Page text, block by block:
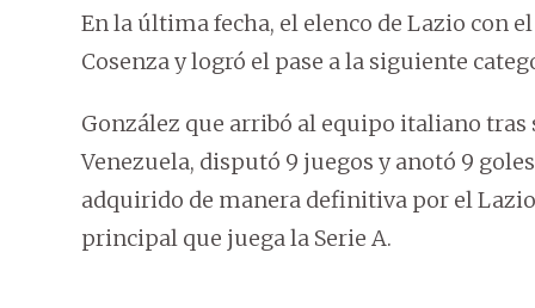
En la última fecha, el elenco de Lazio con
Cosenza y logró el pase a la siguiente
González que arribó al equipo italiano tras
Venezuela, disputó 9 juegos y anotó 9
adquirido de manera definitiva por el
principal que juega la Serie A.